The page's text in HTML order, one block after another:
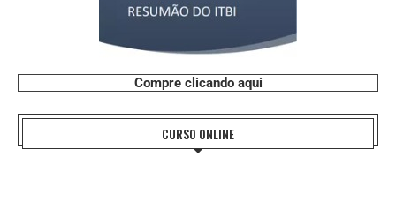
Compre clicando aqui
CURSO ONLINE